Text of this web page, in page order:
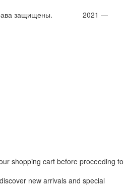
защищены. 2021 —
shopping cart before proceeding to
new arrivals and special